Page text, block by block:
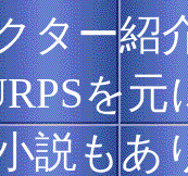
ター紹
を
説もあ